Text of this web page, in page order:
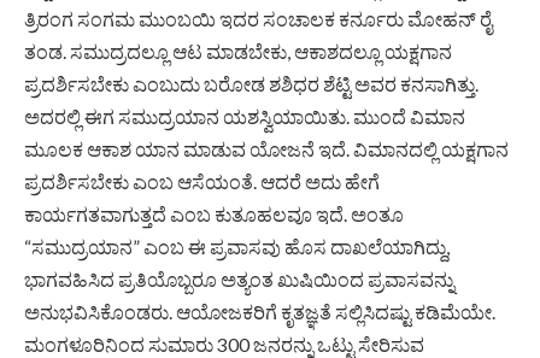
ತ್ರಿರಂಗ ಸಂಗಮ ಮುಂಬಯಿ ಇದರ ಸಂಚಾಲಕ ಕರ್ನೂರು ಮೋಹನ್ ರೈ
ತಂಡ. ಸಮುದ್ರದಲ್ಲೂ ಆಟ ಮಾಡಬೇಕು, ಆಕಾಶದಲ್ಲೂ ಯಕ್ಷಗಾನ
ಪ್ರದರ್ಶಿಸಬೇಕು ಎಂಬುದು ಬರೋಡ ಶಶಿಧರ ಶೆಟ್ಟಿ ಅವರ ಕನಸಾಗಿತ್ತು.
ಅದರಲ್ಲಿ ಈಗ ಸಮುದ್ರಯಾನ ಯಶಸ್ವಿಯಾಯಿತು. ಮುಂದೆ ವಿಮಾನ
ಮೂಲಕ ಆಕಾಶ ಯಾನ ಮಾಡುವ ಯೋಜನೆ ಇದೆ. ವಿಮಾನದಲ್ಲಿ ಯಕ್ಷಗಾನ
ಪ್ರದರ್ಶಿಸಬೇಕು ಎಂಬ ಆಸೆಯಂತೆ. ಆದರೆ ಅದು ಹೇಗೆ
ಕಾರ್ಯಗತವಾಗುತ್ತದೆ ಎಂಬ ಕುತೂಹಲವೂ ಇದೆ. ಅಂತೂ
“ಸಮುದ್ರಯಾನ” ಎಂಬ ಈ ಪ್ರವಾಸವು ಹೊಸ ದಾಖಲೆಯಾಗಿದ್ದು,
ಭಾಗವಹಿಸಿದ ಪ್ರತಿಯೊಬ್ಬರೂ ಅತ್ಯಂತ ಖುಷಿಯಿಂದ ಪ್ರವಾಸವನ್ನು
ಅನುಭವಿಸಿಕೊಂಡರು. ಆಯೋಜಕರಿಗೆ ಕೃತಜ್ಞತೆ ಸಲ್ಲಿಸಿದಷ್ಟು ಕಡಿಮೆಯೇ.
ಮಂಗಳೂರಿನಿಂದ ಸುಮಾರು 300 ಜನರನ್ನು ಒಟ್ಟು ಸೇರಿಸುವ